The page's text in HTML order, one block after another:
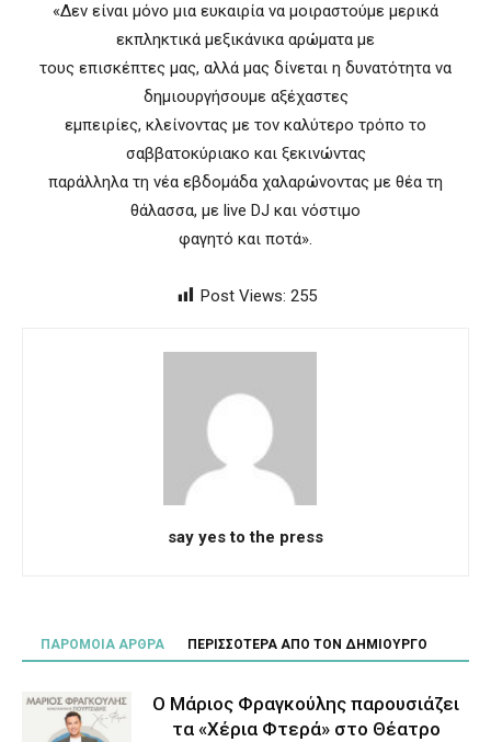
«Δεν είναι μόνο μια ευκαιρία να μοιραστούμε μερικά
εκπληκτικά μεξικάνικα αρώματα με
τους επισκέπτες μας, αλλά μας δίνεται η δυνατότητα να
δημιουργήσουμε αξέχαστες
εμπειρίες, κλείνοντας με τον καλύτερο τρόπο το
σαββατοκύριακο και ξεκινώντας
παράλληλα τη νέα εβδομάδα χαλαρώνοντας με θέα τη
θάλασσα, με live DJ και νόστιμο
φαγητό και ποτά».
Post Views: 255
say yes to the press
ΠΑΡΟΜΟΙΑ ΑΡΘΡΑ ΠΕΡΙΣΣΟΤΕΡΑ ΑΠΟ ΤΟΝ ΔΗΜΙΟΥΡΓΟ
Ο Μάριος Φραγκούλης παρουσιάζει
τα «Χέρια Φτερά» στο Θέατρο